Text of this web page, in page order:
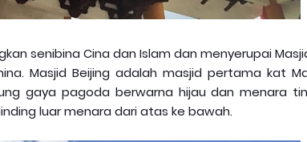
senibina Cina dan Islam dan menyerupai
Masjid Beijing adalah masjid pertama kat
gaya pagoda berwarna hijau dan menara
luar menara dari atas ke bawah.